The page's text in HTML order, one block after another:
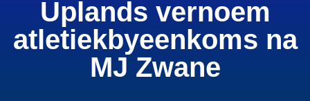
Uplands vernoem
atletiekbyeenkoms na
MJ Zwane